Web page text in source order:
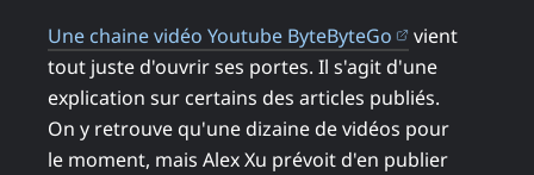
Une chaine vidéo Youtube ByteByteGo
(ouvre dans
vient
tout juste d'ouvrir ses portes. Il s'agit d'une
explication sur certains des articles publiés.
On y retrouve qu'une dizaine de vidéos pour
le moment, mais Alex Xu prévoit d'en publier